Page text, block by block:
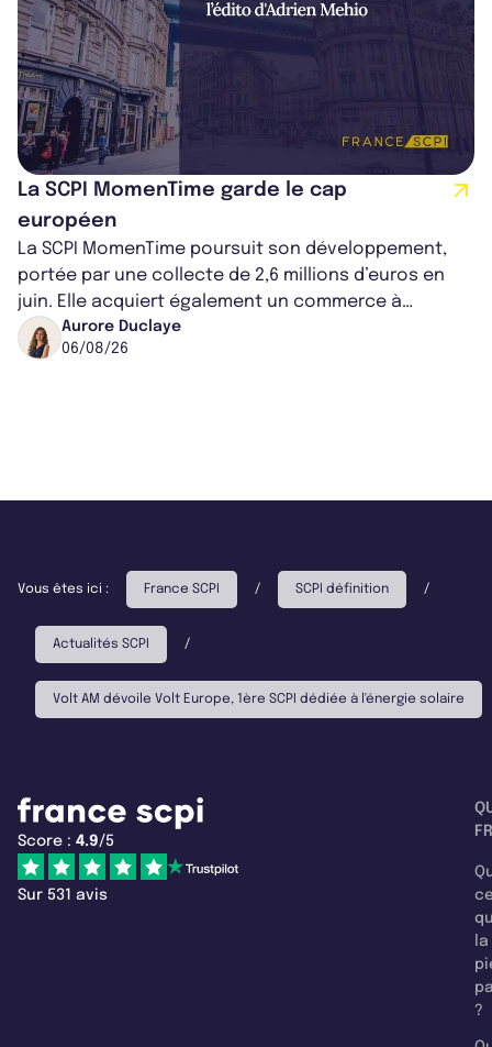
La SCPI MomenTime garde le cap
européen
La SCPI MomenTime poursuit son développement,
portée par une collecte de 2,6 millions d’euros en
juin. Elle acquiert également un commerce à
Worcester, place une plateforme logisti...
Aurore Duclaye
06/08/26
Vous êtes ici : France SCPI / SCPI définition /
Actualités SCPI /
Volt AM dévoile Volt Europe, 1ère SCPI dédiée à l'énergie solaire
Score : 4.9/5
Sur 531 avis
la
?